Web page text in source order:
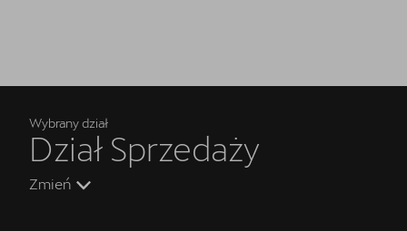
Wybrany dział
Dział Sprzedaży
Zmień